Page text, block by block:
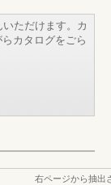
ただけます。カ
カタログをごら
右ページから抽出